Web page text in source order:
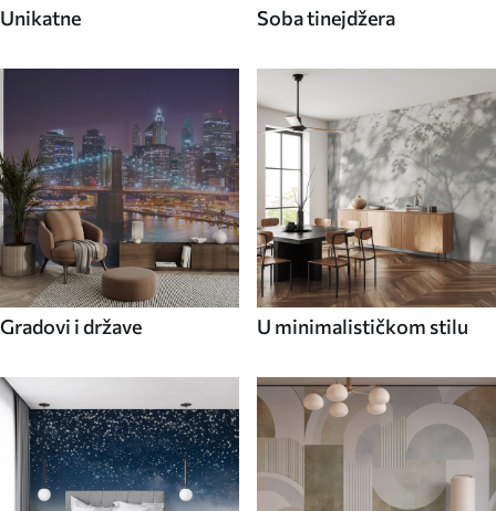
Unikatne Soba tinejdžera
Gradovi i države U minimalističkom stilu